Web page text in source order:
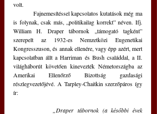
volt.
is folynak, csak más, „politikailag korrekt” néven. Ifj.
William H. Draper tábornok „támogató tagként”
szerepelt az 1932-es Nemzetközi Eugenetikai
Kongresszuson, és annak ellenére, vagy épp azért, mert
kapcsolatban állt a Harriman és Bush családdal, a II.
világháborút követően kinevezték Németországba az
Amerikai Ellenőrző Bizottság gazdasági
részlegvezetőjévé. A Tarpley-Chaitkin szerzőpáros így
ír:
„Draper tábornok (a későbbi évek